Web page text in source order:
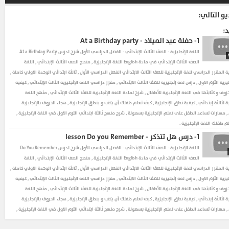
التالي:
1- حفلة عيد الميلاد - At a Birthday party
اللغة الإنجليزية - الصف الثالث الإبتدائي - الفصل الدراسي الأول
شرح لدرس At a Birthday Party
الصف الثالث الإبتدائي في مادة English اللغة الإنجليزية , منهج الصف الثالث الإبتدائي , اللغة
المقرر الدراسي للغة الإنجليزية للصف الثالث الابتدائي الفصل الدراسي الأول , ثالثة ابتدائي الوحدة الاولي كاملة ,
الترم الاول , درس لغة إنجليزية للصف الثالث الابتدائي , مقرر دراسي اللغة الإنجليزية الثالث الإبتدائي , كيفية
و كتابتها في اللغة الإنجليزية للأطفال , شرح لمادة اللغة الإنجليزية للصف الثالث الإبتدائي , منهج اللغة
لثالثة إبتدائي , كيفية نطق الإنجليزية , كيف تعلم طفلك أن يكتب و ينطق الإنجليزية , هجاء الحروف بالإنجليزية
, مهارات تساعد الطفل على تعلم الإنجليزية بسهولة , شرح منهج ثالثة ابتدائي الترم الاول في اللغة الإنجليزية ,
طفلك اللغة الإنجليزية .
1- درس هل تتذكر - lesson Do you Remember
اللغة الإنجليزية - الصف الثالث الإبتدائي - الفصل الدراسي الأول
شرح لدرس Do You Remember
الصف الثالث الإبتدائي في مادة English اللغة الإنجليزية , منهج الصف الثالث الإبتدائي , اللغة
المقرر الدراسي للغة الإنجليزية للصف الثالث الابتدائي الفصل الدراسي الأول , ثالثة ابتدائي الوحدة الاولي كاملة ,
الترم الاول , درس لغة إنجليزية للصف الثالث الابتدائي , مقرر دراسي اللغة الإنجليزية الثالث الإبتدائي , كيفية
و كتابتها في اللغة الإنجليزية للأطفال , شرح لمادة اللغة الإنجليزية للصف الثالث الإبتدائي , منهج اللغة
لثالثة إبتدائي , كيفية نطق الإنجليزية , كيف تعلم طفلك أن يكتب و ينطق الإنجليزية , هجاء الحروف بالإنجليزية
, مهارات تساعد الطفل على تعلم الإنجليزية بسهولة , شرح منهج ثالثة ابتدائي الترم الاول في اللغة الإنجليزية ,